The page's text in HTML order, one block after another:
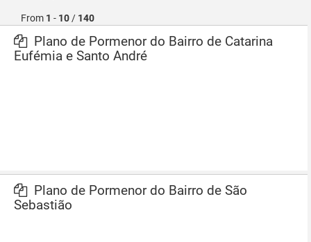
From 1 - 10 / 140
Plano de Pormenor do Bairro de Catarina
Eufémia e Santo André
Plano de Pormenor do Bairro de São
Sebastião